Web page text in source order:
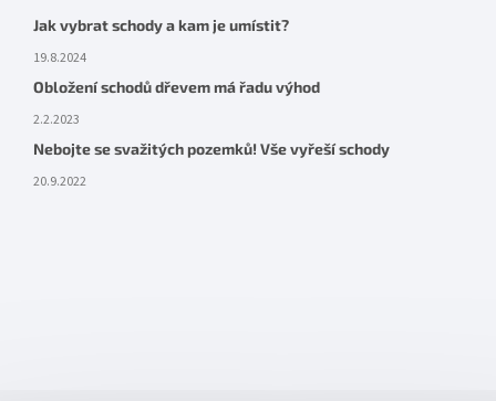
Jak vybrat schody a kam je umístit?
19.8.2024
Obložení schodů dřevem má řadu výhod
2.2.2023
Nebojte se svažitých pozemků! Vše vyřeší schody
20.9.2022